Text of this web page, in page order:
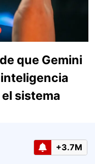
que Gemini
sistema
+3.7M